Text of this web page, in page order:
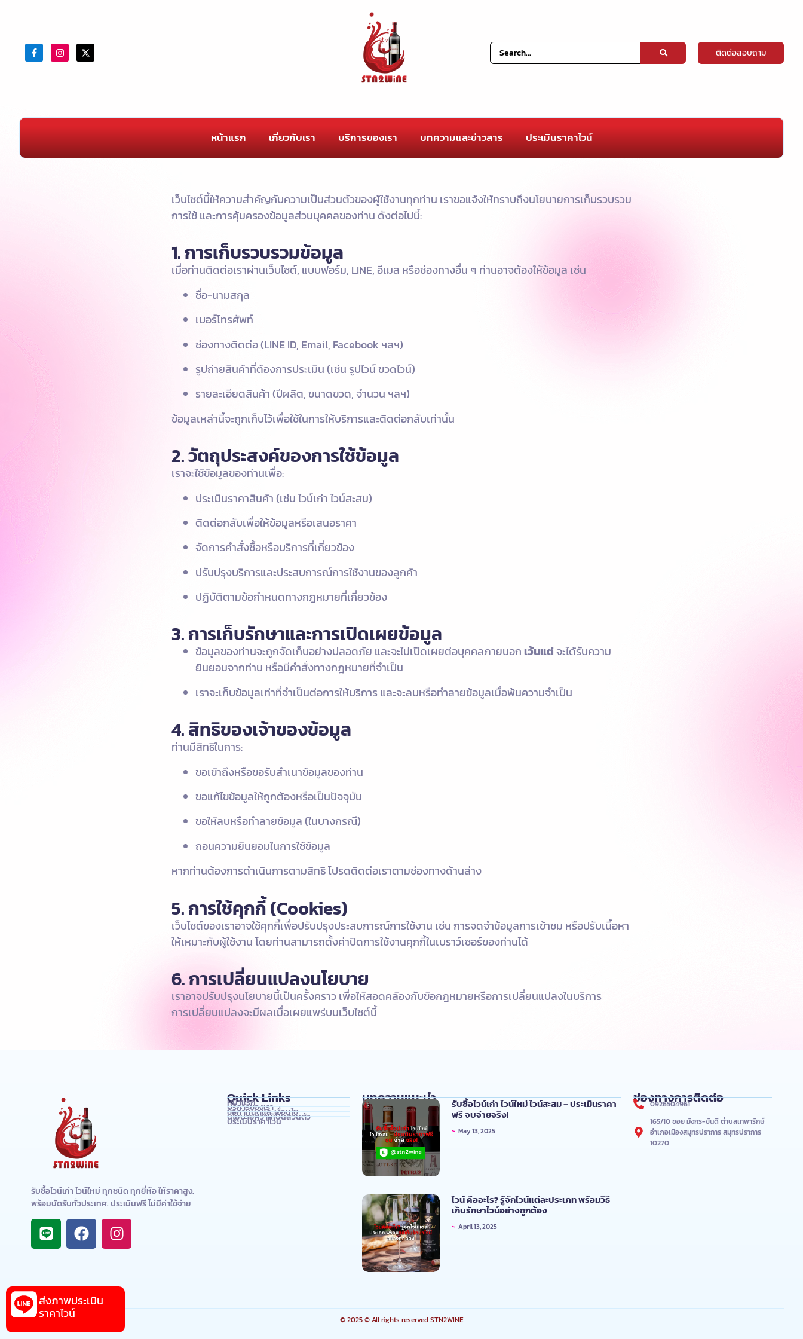
ติดต่อสอบถาม
หน้าแรก เกี่ยวกับเรา บริการของเรา บทความและข่าวสาร ประเมินราคาไวน์
เว็บไซต์นี้ให้ความสำคัญกับความเป็นส่วนตัวของผู้ใช้งานทุกท่าน เราขอแจ้งให้ทราบถึงนโยบายการเก็บรวบรวม
การใช้ และการคุ้มครองข้อมูลส่วนบุคคลของท่าน ดังต่อไปนี้:
1. การเก็บรวบรวมข้อมูล
เมื่อท่านติดต่อเราผ่านเว็บไซต์, แบบฟอร์ม, LINE, อีเมล หรือช่องทางอื่น ๆ ท่านอาจต้องให้ข้อมูล เช่น
ชื่อ-นามสกุล
เบอร์โทรศัพท์
ช่องทางติดต่อ (LINE ID, Email, Facebook ฯลฯ)
รูปถ่ายสินค้าที่ต้องการประเมิน (เช่น รูปไวน์ ขวดไวน์)
รายละเอียดสินค้า (ปีผลิต, ขนาดขวด, จำนวน ฯลฯ)
ข้อมูลเหล่านี้จะถูกเก็บไว้เพื่อใช้ในการให้บริการและติดต่อกลับเท่านั้น
2. วัตถุประสงค์ของการใช้ข้อมูล
เราจะใช้ข้อมูลของท่านเพื่อ:
ประเมินราคาสินค้า (เช่น ไวน์เก่า ไวน์สะสม)
ติดต่อกลับเพื่อให้ข้อมูลหรือเสนอราคา
จัดการคำสั่งซื้อหรือบริการที่เกี่ยวข้อง
ปรับปรุงบริการและประสบการณ์การใช้งานของลูกค้า
ปฏิบัติตามข้อกำหนดทางกฎหมายที่เกี่ยวข้อง
3. การเก็บรักษาและการเปิดเผยข้อมูล
ข้อมูลของท่านจะถูกจัดเก็บอย่างปลอดภัย และจะไม่เปิดเผยต่อบุคคลภายนอกเว้นแต่จะได้รับความ
ยินยอมจากท่าน หรือมีคำสั่งทางกฎหมายที่จำเป็น
เราจะเก็บข้อมูลเท่าที่จำเป็นต่อการให้บริการ และจะลบหรือทำลายข้อมูลเมื่อพ้นความจำเป็น
4. สิทธิของเจ้าของข้อมูล
ท่านมีสิทธิในการ:
ขอเข้าถึงหรือขอรับสำเนาข้อมูลของท่าน
ขอแก้ไขข้อมูลให้ถูกต้องหรือเป็นปัจจุบัน
ขอให้ลบหรือทำลายข้อมูล (ในบางกรณี)
ถอนความยินยอมในการใช้ข้อมูล
หากท่านต้องการดำเนินการตามสิทธิ โปรดติดต่อเราตามช่องทางด้านล่าง
5. การใช้คุกกี้ (Cookies)
เว็บไซต์ของเราอาจใช้คุกกี้เพื่อปรับปรุงประสบการณ์การใช้งาน เช่น การจดจำข้อมูลการเข้าชม หรือปรับเนื้อหา
ให้เหมาะกับผู้ใช้งาน โดยท่านสามารถตั้งค่าปิดการใช้งานคุกกี้ในเบราว์เซอร์ของท่านได้
6. การเปลี่ยนแปลงนโยบาย
เราอาจปรับปรุงนโยบายนี้เป็นครั้งคราว เพื่อให้สอดคล้องกับข้อกฎหมายหรือการเปลี่ยนแปลงในบริการ
การเปลี่ยนแปลงจะมีผลเมื่อเผยแพร่บนเว็บไซต์นี้
รับซื้อไวน์เก่า ไวน์ใหม่ ทุกชนิด ทุกยี่ห้อ ให้ราคาสูง.
พร้อมนัดรับทั่วประเทศ. ประเมินฟรี ไม่มีค่าใช้จ่าย
Quick Links
หน้าแรก
บริการของเรา
ข้อกำหนดและเงื่อนไข
นโยบายความเป็นส่วนตัว
ประเมินราคาไวน์
บทความแนะนำ รับซื้อไวน์เก่า ไวน์ใหม่ ไวน์สะสม – ประเมินราคา
ฟรี จบจ่ายจริง!
~ May 13, 2025
ไวน์ คืออะไร? รู้จักไวน์แต่ละประเภท พร้อมวิธี
เก็บรักษาไวน์อย่างถูกต้อง
~ April 13, 2025
ช่องทางการติดต่อ
0926504961
165/10 ซอย มังกร-ขันดี ตำบลเทพารักษ์
อำเภอเมืองสมุทรปราการ สมุทรปราการ
10270
© 2025 © All rights reserved STN2WINE
ส่งภาพประเมิน
ราคาไวน์